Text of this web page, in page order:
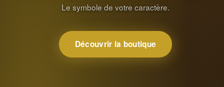
Le symbole de votre caractère.
Découvrir la boutique